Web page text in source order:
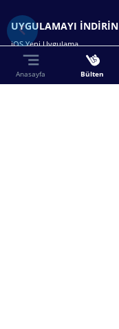
UYGULAMAYI İNDİRİN
iOS Yeni Uygulama
Anasayfa Bülten